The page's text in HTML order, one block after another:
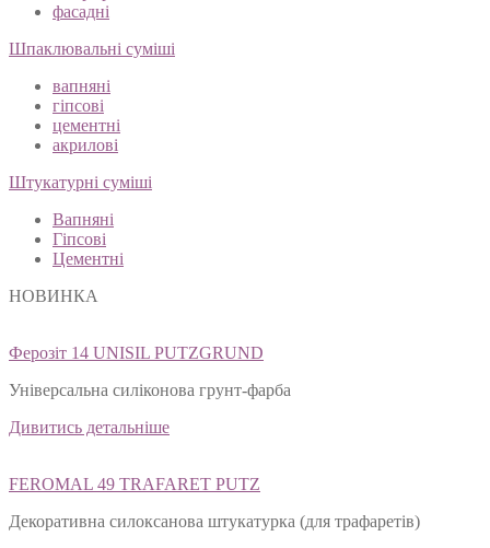
фасадні
Шпаклювальні суміші
вапняні
гіпсові
цементні
акрилові
Штукатурні суміші
Вапняні
Гіпсові
Цементні
НОВИНКА
Ферозіт 14 UNISIL PUTZGRUND
Універсальна силіконова грунт-фарба
Дивитись детальніше
FEROMAL 49 TRAFARET PUTZ
Декоративна силоксанова штукатурка (для трафаретів)